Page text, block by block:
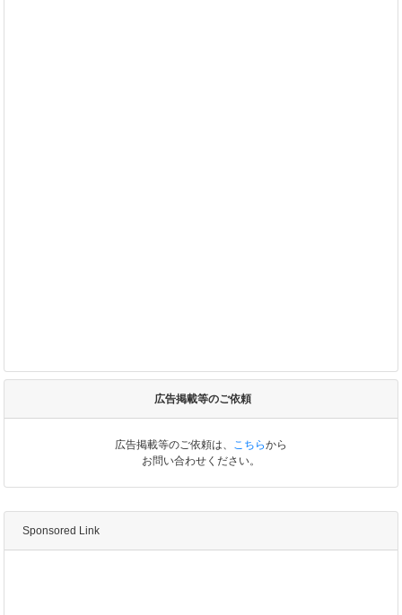
広告掲載等のご依頼
広告掲載等のご依頼は、 こちらから
お問い合わせください。
Sponsored Link